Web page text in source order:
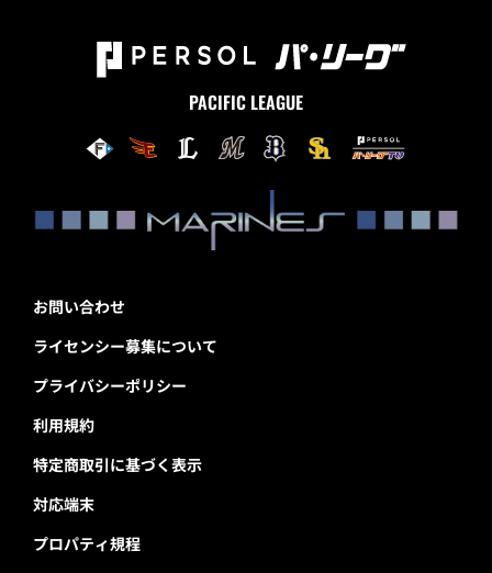
PACIFIC LEAGUE
お問い合わせ
ライセンシー募集について
プライバシーポリシー
利用規約
特定商取引に基づく表示
対応端末
プロパティ規程